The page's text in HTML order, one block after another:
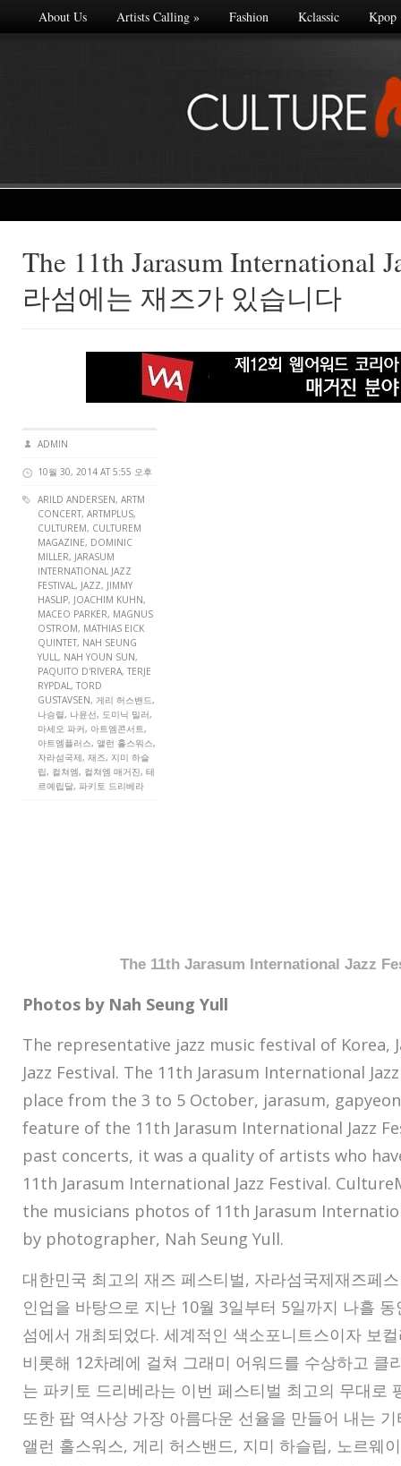
About Us Artists Calling» Fashion Kclassic Kpop
The 11th Jarasum International
라섬에는 재즈가 있습니다
ADMIN
10월 30, 2014 AT 5:55 오후
ARILD ANDERSEN, ARTM
CONCERT, ARTMPLUS,
CULTUREM, CULTUREM
MAGAZINE, DOMINIC
MILLER, JARASUM
INTERNATIONAL JAZZ
FESTIVAL, JAZZ, JIMMY
HASLIP, JOACHIM KUHN,
MACEO PARKER, MAGNUS
OSTROM, MATHIAS EICK
QUINTET, NAH SEUNG
YULL, NAH YOUN SUN,
PAQUITO D'RIVERA, TERJE
RYPDAL, TORD
GUSTAVSEN, 게리 허스밴드,
나승렬, 나윤선, 도미닉 밀러,
마세오 파커, 아트엠콘서트,
아트엠플러스, 앨런 홀스워스,
자라섬국제, 재즈, 지미 하슬
립, 컬쳐엠, 컬쳐엠 매거진, 테
르예립달, 파키토 드리베라
The 11th Jarasum International Jazz
Photos by Nah Seung Yull
The representative jazz music festival of Korea,
Jazz Festival. The 11th Jarasum International
place from the 3 to 5 October, jarasum,
feature of the 11th Jarasum International Jazz
past concerts, it was a quality of artists who
11th Jarasum International Jazz Festival.
the musicians photos of 11th Jarasum
by photographer, Nah Seung Yull.
대한민국 최고의 재즈 페스티벌, 자라섬국제재즈페
인업을 바탕으로 지난 10월 3일부터 5일까지 나흘
섬에서 개최되었다. 세계적인 색소포니트스이자 보
비롯해 12차례에 걸쳐 그래미 어워드를 수상하고 클
는 파키토 드리베라는 이번 페스티벌 최고의 무대로
또한 팝 역사상 가장 아름다운 선율을 만들어 내는
앨런 홀스워스, 게리 허스밴드, 지미 하슬립, 노르웨
Made with
FLARE
More Info